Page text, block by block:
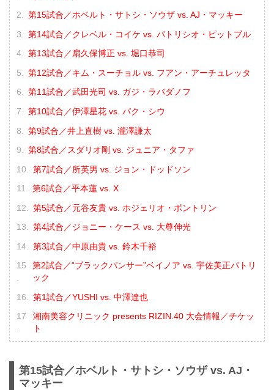
第15試合／ホベルト・サトシ・ソウザ vs. AJ・マッキー
第14試合／クレベル・コイケ vs. パトリシオ・ピットブル
第13試合／扇久保博正 vs. 堀口恭司
第12試合／キム・スーチョル vs. フアン・アーチュレッタ
第11試合／武田光司 vs. ガジ・ラバダノフ
第10試合／伊澤星花 vs. パク・シウ
第9試合／井上直樹 vs. 瀧澤謙太
第8試合／スダリオ剛 vs. ジュニア・タファ
第7試合／所英男 vs. ジョン・ドッドソン
第6試合／平本蓮 vs. X
第5試合／元谷友貴 vs. ホジェリオ・ボントリン
第4試合／ジョニー・ケース vs. 大尊伸光
第3試合／中原由貴 vs. 鈴木千裕
第2試合／“ブラックパンサー”ベイノア vs. 宇佐美正パトリ
ック
第1試合／YUSHI vs. 中澤達也
湘南美容クリニック presents RIZIN.40 大会情報／チケッ
ト
第15試合／ホベルト・サトシ・ソウザ vs. AJ・
マッキー